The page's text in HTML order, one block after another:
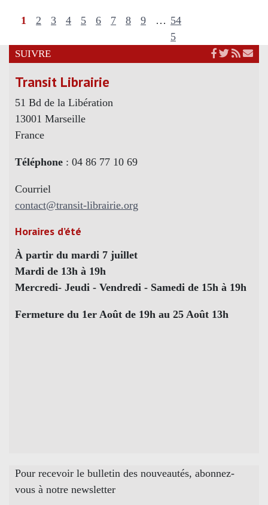
1 2 3 4 5 6 7 8 9 … 54
5
SUIVRE
Transit Librairie
51 Bd de la Libération
13001 Marseille
France
Téléphone : 04 86 77 10 69
Courriel
contact@transit-librairie.org
Horaires d’été
À partir du mardi 7 juillet
Mardi de 13h à 19h
Mercredi- Jeudi - Vendredi - Samedi de 15h à 19h
Fermeture du 1er Août de 19h au 25 Août 13h
Pour recevoir le bulletin des nouveautés, abonnez-
vous à notre newsletter